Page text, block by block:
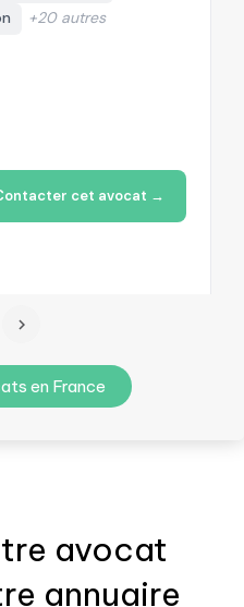
+20 autres
cet avocat →
en France
avocat
annuaire